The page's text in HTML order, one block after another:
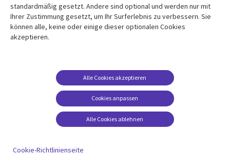
Mediathek
Library
GERMANY
Aktuelles
Rechtliches
Beschwerden/Hinweise
Compliance
Datenschutz
Impressum
standardmäßig gesetzt. Andere sind optional und werden nur mit
Ihrer Zustimmung gesetzt, um Ihr Surferlebnis zu verbessern. Sie
können alle, keine oder einige dieser optionalen Cookies
akzeptieren.
Cookies anpassen
Alle Cookies akzeptieren
Alle Cookies ablehnen
Cookie-Richtlinienseite